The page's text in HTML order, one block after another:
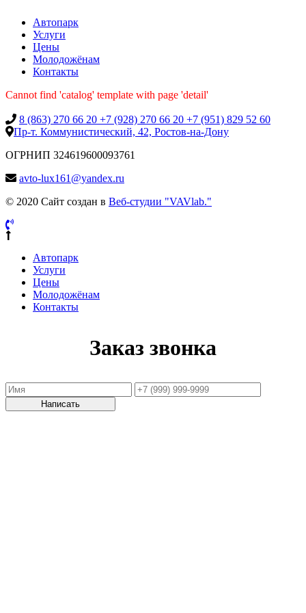
Автопарк
Услуги
Цены
Молодожёнам
Контакты
Cannot find 'catalog' template with page 'detail'
8 (863) 270 66 20 +7 (928) 270 66 20 +7 (951) 829 52 60
Пр-т. Коммунистический, 42, Ростов-на-Дону
ОГРНИП 324619600093761
avto-lux161@yandex.ru
© 2020 Сайт создан в Веб-студии "VAVlab."
Автопарк
Услуги
Цены
Молодожёнам
Контакты
Заказ звонка